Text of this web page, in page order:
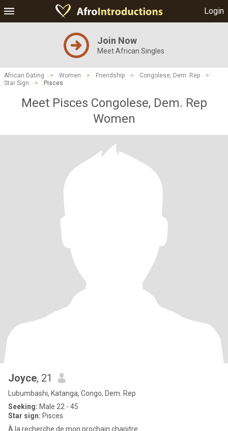
Login
Join Now
Meet African Singles
African Dating > Women > Friendship > Congolese, Dem. Rep
>
Star Sign
> Pisces
Meet Pisces Congolese, Dem. Rep
Women
Joyce, 21
Lubumbashi, Katanga, Congo, Dem. Rep
Seeking: Male 22 - 45
Star sign: Pisces
À la recherche de mon prochain chapitre